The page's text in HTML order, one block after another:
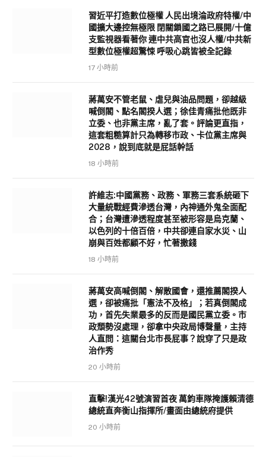
習近平打造數位極權 人民出境淪政府特權/中
國擴大邊控無極限 閉關鎖國之路已展開/十億
支監視器看著你 連中共高官也沒人權/中共新
型數位極權超驚悚 呼吸心跳皆被全記錄
17 小時前
蔣萬安不管老鼠、虐兒與油品問題，卻越級
喊倒閣、點名閣揆人選；徐佳青痛批他既非
立委、也非黨主席，亂了套。評論更直指，
這套粗糙算計只為轉移市政、卡位黨主席與
2028，說到底就是屁話幹話
18 小時前
許維志:中國黨務、政務、軍務三套系統砸下
大量統戰經費滲透台灣，內神通外鬼全面配
合；台灣遭滲透程度甚至被形容是烏克蘭、
以色列的十倍百倍，中共卻連自家水災、山
崩與百姓都顧不好，忙著撒錢
18 小時前
蔣萬安高喊倒閣、解散國會，還推薦閣揆人
選，卻被痛批「憲法不及格」；若真倒閣成
功，首先失業最多的反而是國民黨立委。市
政頹勢沒處理，卻拿中央政局博聲量，主持
人直問：這關台北市長屁事？說穿了只是政
治作秀
20 小時前
直擊!漢光42號演習首夜 萬鈞車隊掩護賴清德
總統直奔衡山指揮所/畫面由總統府提供
20 小時前